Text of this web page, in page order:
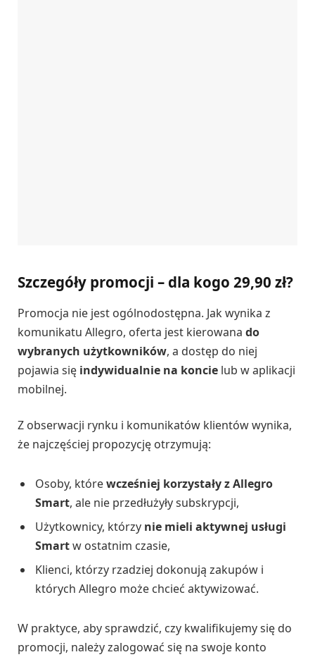
Szczegóły promocji – dla kogo 29,90 zł?
Promocja nie jest ogólnodostępna. Jak wynika z
komunikatu Allegro, oferta jest kierowana do
wybranych użytkowników, a dostęp do niej
pojawia się indywidualnie na koncie lub w aplikacji
mobilnej.
Z obserwacji rynku i komunikatów klientów wynika,
że najczęściej propozycję otrzymują:
Osoby, którewcześniej korzystały z Allegro
Smart, ale nie przedłużyły subskrypcji,
Użytkownicy, którzy nie mieli aktywnej usługi
Smartw ostatnim czasie,
Klienci, którzy rzadziej dokonują zakupów i
których Allegro może chcieć aktywizować.
W praktyce, aby sprawdzić, czy kwalifikujemy się do
promocji, należy zalogować się na swoje konto